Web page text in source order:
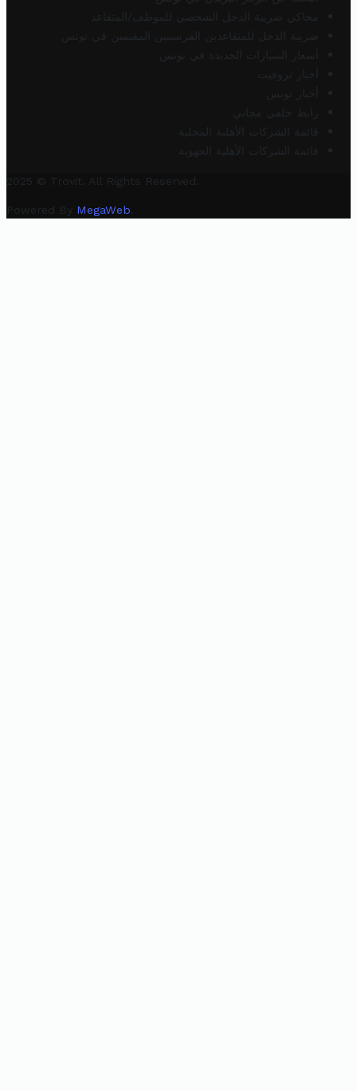
محاكي ضريبة الدخل الشخصي للموظف/المتقاعد
ضريبة الدخل للمتقاعدين الفرنسيين المقيمين في تونس
أسعار السيارات الجديدة في تونس
أخبار تروفيت
أخبار تونس
رابط خلفي مجاني
قائمة الشركات الأهلية المحلية
قائمة الشركات الأهلية الجهوية
2025 © Trovit. All Rights Reserved.
Powered By MegaWeb